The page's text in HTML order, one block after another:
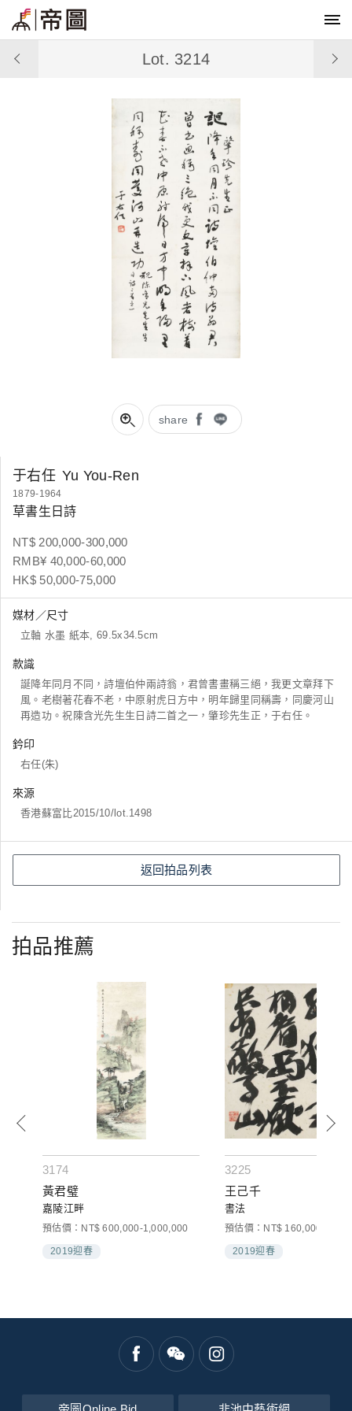
share
Lot. 3214
于右任 Yu You-Ren
1879-1964
草書生日詩
NT$ 200,000-300,000
RMB¥ 40,000-60,000
HK$ 50,000-75,000
媒材／尺寸
立軸 水墨 紙本, 69.5x34.5cm
款識
誕降年同月不同，詩壇伯仲兩詩翁，君曾書畫稱三絕，我更文章拜下
風。老樹著花春不老，中原射虎日方中，明年歸里同稱壽，同慶河山
再造功。祝陳含光先生生日詩二首之一，肇珍先生正，于右任。
鈐印
右任(朱)
來源
香港蘇富比2015/10/lot.1498
返回拍品列表
拍品推薦
3174
黃君璧
嘉陵江畔
預估價：NT$ 600,000-1,000,000
2019迎春
3225
王己千
書法
預估價：NT$ 160,000-
2019迎春